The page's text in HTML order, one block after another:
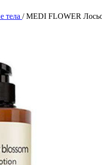
тела / MEDI FLOWER